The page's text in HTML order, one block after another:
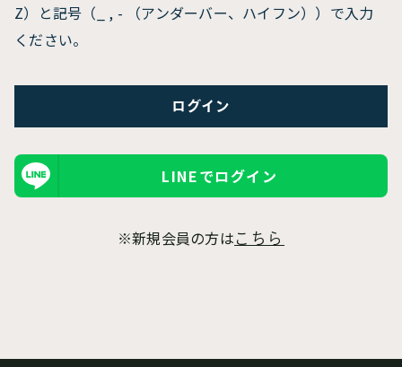
Z）と記号（_ , - （アンダーバー、ハイフン））で入力
ください。
LINEでログイン
※新規会員の方は こちら